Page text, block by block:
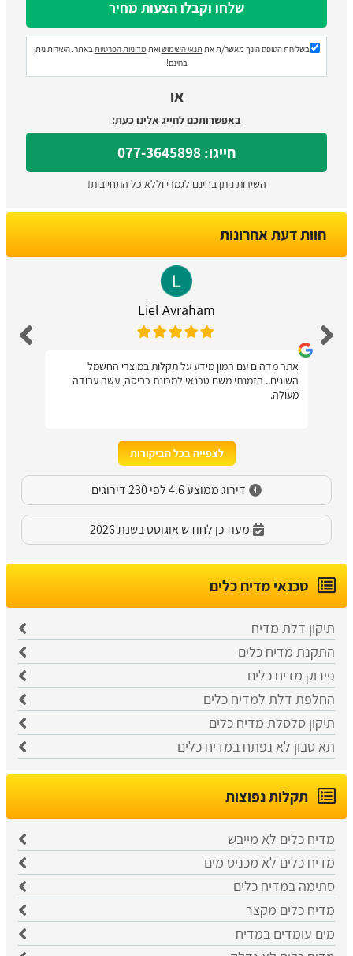
בשליחת הטופס הינך מאשר/ת את תנאי השימושואת מדיניות הפרטיותבאתר. השירות ניתן
בחינם!
או
באפשרותכם לחייג אלינו כעת:
חייגו: 077-3645898
השירות ניתן בחינם לגמרי וללא כל התחייבות!
חוות דעת אחרונות
Liel Avraham
אתר מדהים עם המון מידע על תקלות במוצרי החשמל
השונים.. הזמנתי משם טכנאי למכונת כביסה, עשה עבודה
מעולה.
לצפייה בכל הביקורות
דירוג ממוצע 4.6 לפי 230 דירוגים
מעודכן לחודש אוגוסט בשנת 2026
טכנאי מדיח כלים
תיקון דלת מדיח
התקנת מדיח כלים
פירוק מדיח כלים
החלפת דלת למדיח כלים
תיקון סלסלת מדיח כלים
תא סבון לא נפתח במדיח כלים
תקלות נפוצות
מדיח כלים לא מייבש
מדיח כלים לא מכניס מים
סתימה במדיח כלים
מדיח כלים מקצר
מים עומדים במדיח